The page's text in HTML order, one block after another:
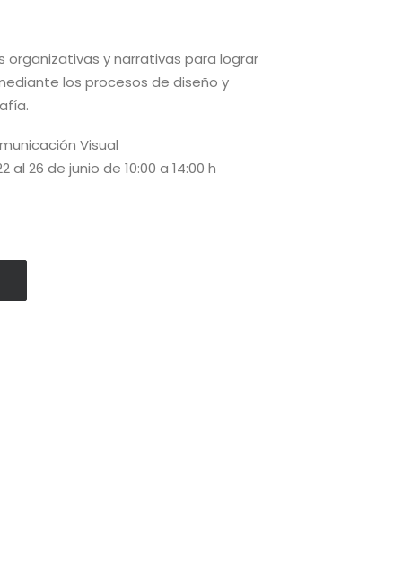
organizativas y narrativas para lograr
los procesos de diseño y
Visual
al 26 de junio de 10:00 a 14:00 h